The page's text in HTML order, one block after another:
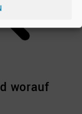
worauf